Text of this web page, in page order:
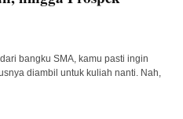
bangku SMA, kamu pasti ingin
diambil untuk kuliah nanti. Nah,